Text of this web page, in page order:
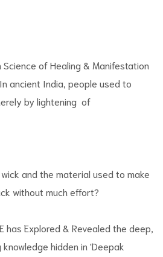
of Healing & Manifestation
ancient India, people used to
by lightening of
and the material used to make
without much effort?
has Explored & Revealed the deep,
hidden in 'Deepak